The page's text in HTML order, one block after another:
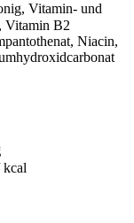
Vitamin- und
Vitamin B2
Niacin,
kcal